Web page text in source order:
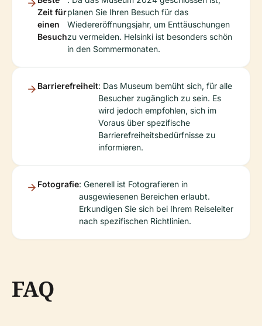
Zeit für
einen
Besuch
planen Sie Ihren Besuch für das
Wiedereröffnungsjahr, um Enttäuschungen
zu vermeiden. Helsinki ist besonders schön
in den Sommermonaten.
Barrierefreiheit: Das Museum bemüht sich, für alle
Besucher zugänglich zu sein. Es
wird jedoch empfohlen, sich im
Voraus über spezifische
Barrierefreiheitsbedürfnisse zu
informieren.
Fotografie: Generell ist Fotografieren in
ausgewiesenen Bereichen erlaubt.
Erkundigen Sie sich bei Ihrem Reiseleiter
nach spezifischen Richtlinien.
FAQ